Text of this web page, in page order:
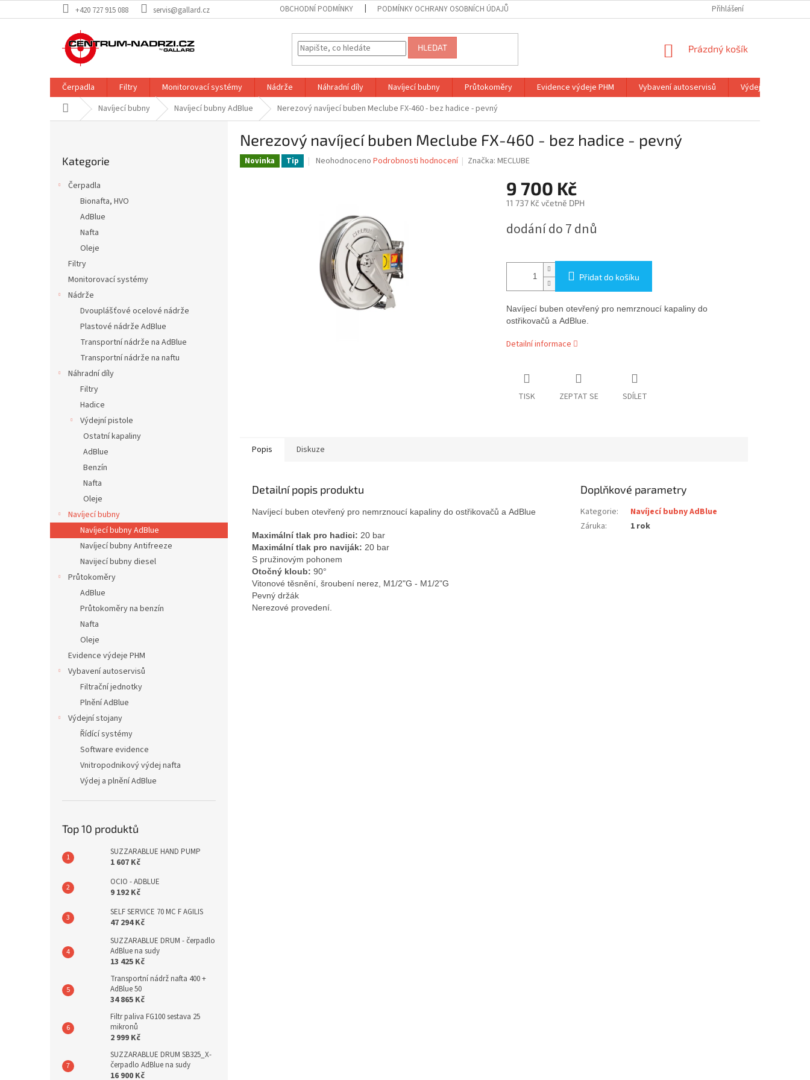
na
+420 727 915 088 servis@gallard.cz OBCHODNÍ PODMÍNKY PODMÍNKY OCHRANY OSOBNÍCH ÚDAJŮ Přihlášení
HLEDAT
NÁKUPNÍ
Prázdný košík
Čerpadla Filtry Monitorovací systémy Nádrže Náhradní díly Navíjecí bubny Průtokoměry Evidence výdeje PHM Vybavení autoservisů
Výdejní stojany
Domů Navíjecí bubny Navíjecí bubny AdBlue Nerezový navíjecí buben Meclube FX-460 - bez hadice - pevný
kategorie
Kategorie
Čerpadla
Bionafta, HVO
AdBlue
Nafta
Oleje
Filtry
Monitorovací systémy
Nádrže
Dvouplášťové ocelové nádrže
Plastové nádrže AdBlue
Transportní nádrže na AdBlue
Transportní nádrže na naftu
Náhradní díly
Filtry
Hadice
Výdejní pistole
Ostatní kapaliny
AdBlue
Benzín
Nafta
Oleje
Navíjecí bubny
Navíjecí bubny AdBlue
Navíjecí bubny Antifreeze
Navijecí bubny diesel
Průtokoměry
AdBlue
Průtokoměry na benzín
Nafta
Oleje
Evidence výdeje PHM
Vybavení autoservisů
Filtrační jednotky
Plnění AdBlue
Výdejní stojany
Řídící systémy
Software evidence
Vnitropodnikový výdej nafta
Výdej a plnění AdBlue
Top 10 produktů
SUZZARABLUE HAND PUMP
1 607 Kč
OCIO - ADBLUE
9 192 Kč
SELF SERVICE 70 MC F AGILIS
47 294 Kč
SUZZARABLUE DRUM - čerpadlo
AdBlue na sudy
13 425 Kč
Transportní nádrž nafta 400 +
AdBlue 50
34 865 Kč
Filtr paliva FG100 sestava 25
mikronů
2 999 Kč
SUZZARABLUE DRUM SB325_X-
čerpadlo AdBlue na sudy
16 900 Kč
Nerezový navíjecí buben Meclube FX-460 - bez hadice - pevný
Novinka Tip
Průměrné
hvězdiček.
Neohodnoceno Podrobnosti hodnocení Značka:MECLUBE
9 700 Kč
11 737 Kč včetně DPH
cena:
dodání do 7 dnů
Přidat do košíku
Navíjecí buben otevřený pro nemrznoucí kapaliny do
ostřikovačů a AdBlue.
Detailní informace
TISK ZEPTAT SE SDÍLET
Popis Diskuze
Detailní popis produktu
Navíjecí buben otevřený pro nemrznoucí kapaliny do ostřikovačů a AdBlue
Maximální tlak pro hadici: 20 bar
Maximální tlak pro naviják: 20 bar
S pružinovým pohonem
Otočný kloub: 90°
Vitonové těsnění, šroubení nerez, M1/2"G - M1/2"G
Pevný držák
Nerezové provedení.
Doplňkové parametry
Kategorie:
Navíjecí bubny AdBlue
Záruka: 1 rok